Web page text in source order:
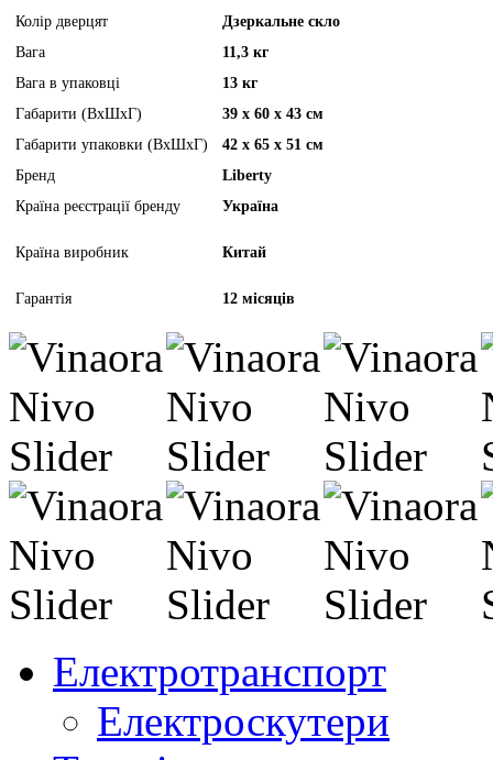
Колір дверцят
Дзеркальне скло
Вага
11,3 кг
Вага в упаковці
13 кг
Габарити (ВхШхГ)
39 х 60 х 43 см
Габарити упаковки (ВхШхГ)
42 х 65 х 51 см
Бренд
Liberty
Країна реєстрації бренду
Україна
Країна виробник Китай
Гарантія 12 місяців
Електротранспорт
Електроскутери